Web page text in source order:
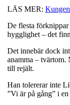
LÄS MER:
De flesta förknippar
hygglighet – det
Det innebär dock
anamma – tvärtom.
till rejält.
Han tolererar inte
”Vi är på gång” i